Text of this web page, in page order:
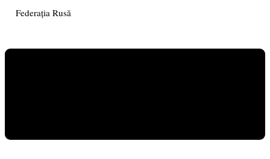
Federația Rusă